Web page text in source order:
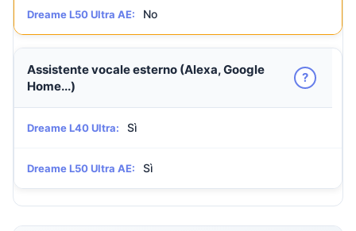
Dreame L50 Ultra AE: No
Assistente vocale esterno (Alexa, Google
Home...)
?
Dreame L40 Ultra: Sì
Dreame L50 Ultra AE: Sì